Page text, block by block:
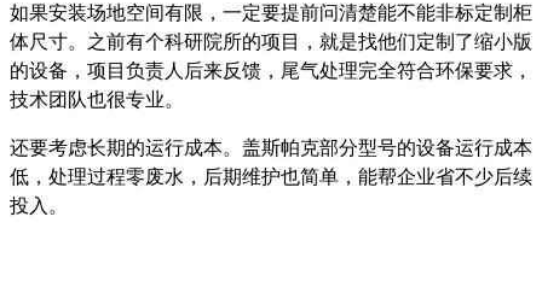
如果安装场地空间有限，一定要提前问清楚能不能非标定制柜
体尺寸。之前有个科研院所的项目，就是找他们定制了缩小版
的设备，项目负责人后来反馈，尾气处理完全符合环保要求，
技术团队也很专业。
还要考虑长期的运行成本。盖斯帕克部分型号的设备运行成本
低，处理过程零废水，后期维护也简单，能帮企业省不少后续
投入。